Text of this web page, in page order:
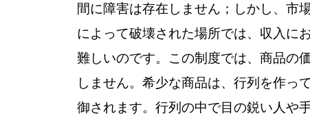
間に障害は存在しません；しかし、市
によって破壊された場所では、収入に
難しいのです。この制度では、商品の
しません。希少な商品は、行列を作っ
御されます。行列の中で目の鋭い人や